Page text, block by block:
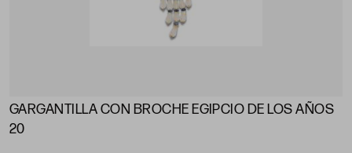
GARGANTILLA CON BROCHE EGIPCIO DE LOS AÑOS
20